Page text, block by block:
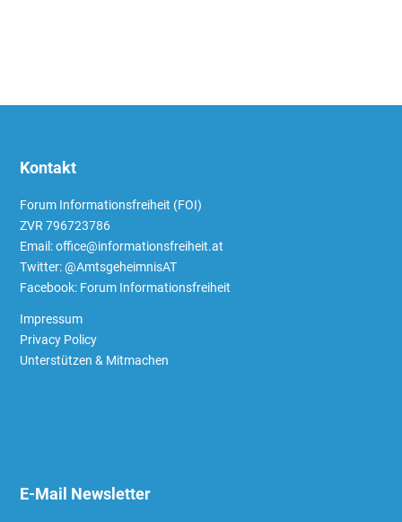
Kontakt
Forum Informationsfreiheit (FOI)
ZVR 796723786
Email: office@informationsfreiheit.at
Twitter:@AmtsgeheimnisAT
Facebook: Forum Informationsfreiheit
Impressum
Privacy Policy
Unterstützen & Mitmachen
E-Mail Newsletter